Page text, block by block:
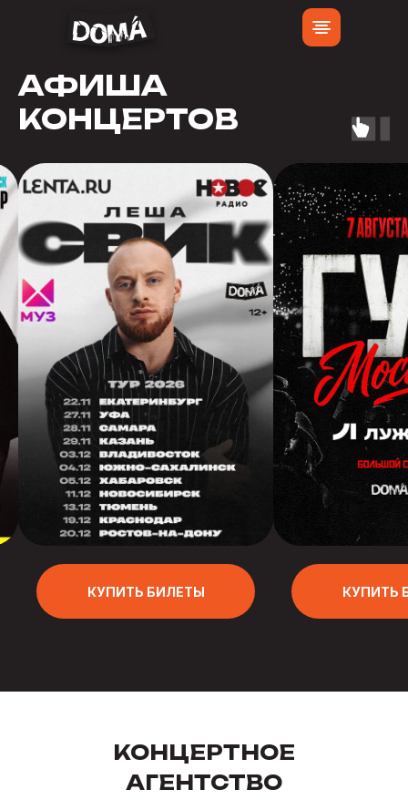
АФИША
КОНЦЕРТОВ
КУПИТЬ БИЛЕТЫ КУПИТЬ
КОНЦЕРТНОЕ
АГЕНТСТВО